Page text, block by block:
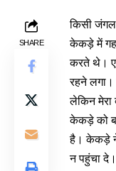
SHARE
किसी
केकड़े में
करते थे।
रहने लगा।
लेकिन मेरा
केकड़े को
है। केकड़े ने
न पहुंचा दे।